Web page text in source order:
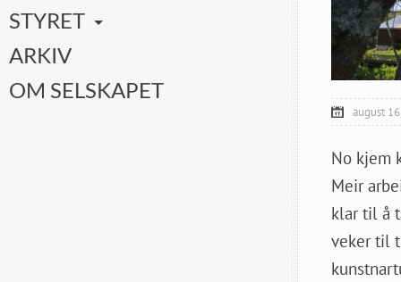
august
No kjem
Meir
klar til å
veker til
STYRET
ARKIV
OM SELSKAPET